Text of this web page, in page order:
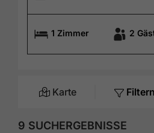
1 Zimmer 2
Karte Filtern
9 SUCHERGEBNISSE